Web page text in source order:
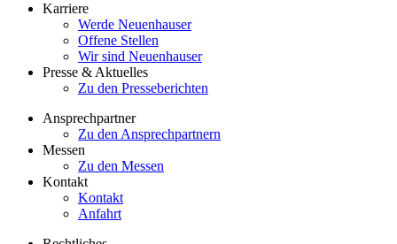
Karriere
Werde Neuenhauser
Offene Stellen
Wir sind Neuenhauser
Presse & Aktuelles
Zu den Presseberichten
Ansprechpartner
Zu den Ansprechpartnern
Messen
Zu den Messen
Kontakt
Kontakt
Anfahrt